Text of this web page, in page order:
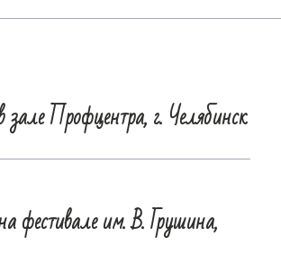
зале Профцентра, г. Челябинск
фестивале им. В. Грушина,